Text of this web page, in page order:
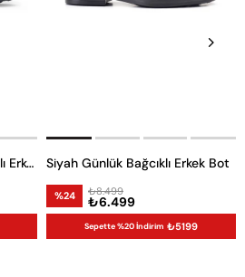
Kahverengi Günlük Bağcıklı Erkek Bot Siyah Günlük Bağcıklı Erkek Bot
%24 ₺6.499
₺8.499
Sepette %20 İndirim ₺5199